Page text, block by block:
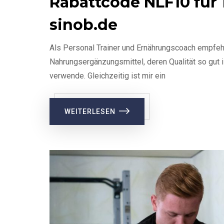
sinob.de
Als Personal Trainer und Ernährungscoach
Nahrungsergänzungsmittel, deren Qualität so
verwende. Gleichzeitig ist mir ein
WEITERLESEN